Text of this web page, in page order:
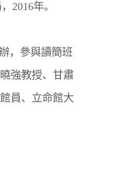
年。
，參與讀簡班
強教授、甘肅
員、立命館大